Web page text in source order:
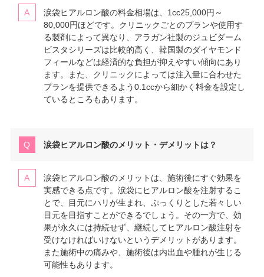
涙袋ヒアルロン酸の料金相場は、1cc25,000円～
80,000円ほどです。クリニックごとのプランや使用す
る製剤によって異なり、アラガン社製のジュビダーム
ビスタシリーズは比較的高く、韓国製のダイヤモンド
フィールなどは経済的な負担が抑えやすい傾向にあり
ます。また、クリニックによっては注入量に合わせた
プランを提供できるよう0.1ccから細かく料金を設定し
ているところもあります。
涙袋ヒアルロン酸のメリット・デメリットは？
涙袋ヒアルロン酸のメリットは、施術後にすぐ効果を
実感できる点です。涙袋にヒアルロン酸を注射するこ
とで、目元にハリが生まれ、ぷっくりとした若々しい
目元を目指すことができるでしょう。その一方で、効
果が永久には持続せず、継続してヒアルロン酸注射を
受けなければいけないというデメリットがあります。
また施術中の痛みや、施術後は内出血や腫れが生じる
可能性もあります。